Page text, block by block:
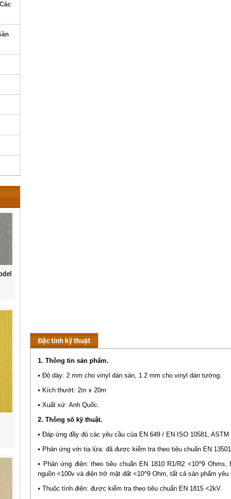
Đặc tính kỹ thuật
1. Thông tin sản phẩm.
• Độ dày: 2 mm cho vinyl dán sàn, 1.2 mm cho vinyl dán tường.
• Kích thướt: 2m x 20m
• Xuất xứ: Anh Quốc.
2. Thông số kỹ thuật.
• Đáp ứng đầy đủ các yêu cầu của EN 649 / EN ISO 10581, ASTM
• Phản ứng với tia lửa: đã được kiểm tra theo tiêu chuẩn EN
• Phản ứng điện: theo tiêu chuẩn EN 1810 R1/R2 <10^9
nguồn <100v và điện trở mặt đất <10^9 Ohm, tất cả sản phẩm yêu
• Thuộc tính điện: được kiểm tra theo tiêu chuẩn EN 1815 <2kV.